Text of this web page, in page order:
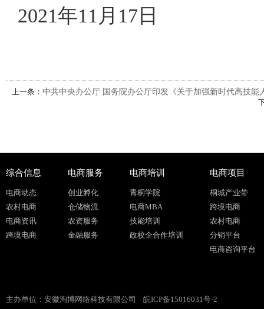
2021年11月17日
上一条： 中共中央办公厅 国务院办公厅印发《关于加强新时代高技能
综合信息
电商动态
农村电商
电商资讯
跨境电商
电商服务
创业孵化
仓储物流
农资服务
金融服务
电商培训
青桐学院
电商MBA
技能培训
政校企合作培训
电商项目
桐城产业带
跨境电商
农村电商
分销平台
电商咨询平台
主办单位：安徽淘博网络科技有限公司 皖ICP备15016031号-2